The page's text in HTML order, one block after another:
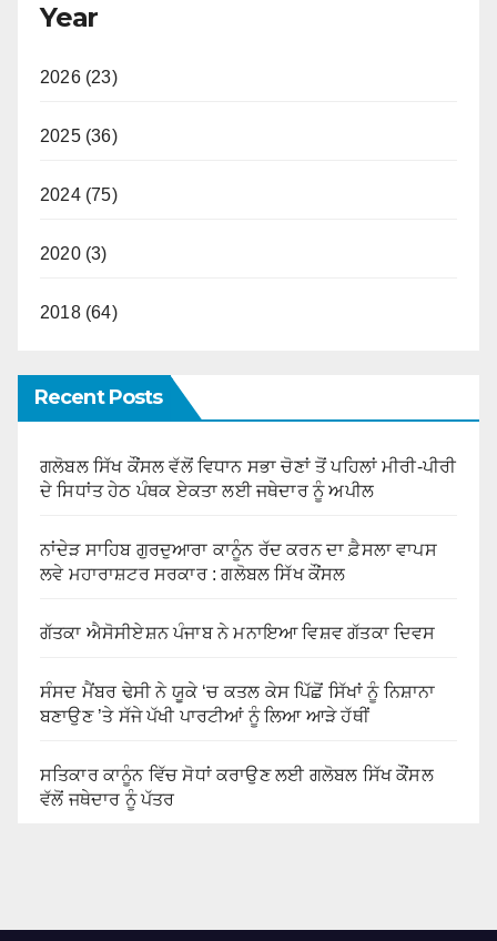
Year
2026 (23)
2025 (36)
2024 (75)
2020 (3)
2018 (64)
Recent Posts
ਗਲੋਬਲ ਸਿੱਖ ਕੌਂਸਲ ਵੱਲੋਂ ਵਿਧਾਨ ਸਭਾ ਚੋਣਾਂ ਤੋਂ ਪਹਿਲਾਂ ਮੀਰੀ-ਪੀਰੀ
ਦੇ ਸਿਧਾਂਤ ਹੇਠ ਪੰਥਕ ਏਕਤਾ ਲਈ ਜਥੇਦਾਰ ਨੂੰ ਅਪੀਲ
ਨਾਂਦੇੜ ਸਾਹਿਬ ਗੁਰਦੁਆਰਾ ਕਾਨੂੰਨ ਰੱਦ ਕਰਨ ਦਾ ਫ਼ੈਸਲਾ ਵਾਪਸ
ਲਵੇ ਮਹਾਰਾਸ਼ਟਰ ਸਰਕਾਰ : ਗਲੋਬਲ ਸਿੱਖ ਕੌਂਸਲ
ਗੱਤਕਾ ਐਸੋਸੀਏਸ਼ਨ ਪੰਜਾਬ ਨੇ ਮਨਾਇਆ ਵਿਸ਼ਵ ਗੱਤਕਾ ਦਿਵਸ
ਸੰਸਦ ਮੈਂਬਰ ਢੇਸੀ ਨੇ ਯੂਕੇ ‘ਚ ਕਤਲ ਕੇਸ ਪਿੱਛੋਂ ਸਿੱਖਾਂ ਨੂੰ ਨਿਸ਼ਾਨਾ
ਬਣਾਉਣ ’ਤੇ ਸੱਜੇ ਪੱਖੀ ਪਾਰਟੀਆਂ ਨੂੰ ਲਿਆ ਆੜੇ ਹੱਥੀਂ
ਸਤਿਕਾਰ ਕਾਨੂੰਨ ਵਿੱਚ ਸੋਧਾਂ ਕਰਾਉਣ ਲਈ ਗਲੋਬਲ ਸਿੱਖ ਕੌਂਸਲ
ਵੱਲੋਂ ਜਥੇਦਾਰ ਨੂੰ ਪੱਤਰ